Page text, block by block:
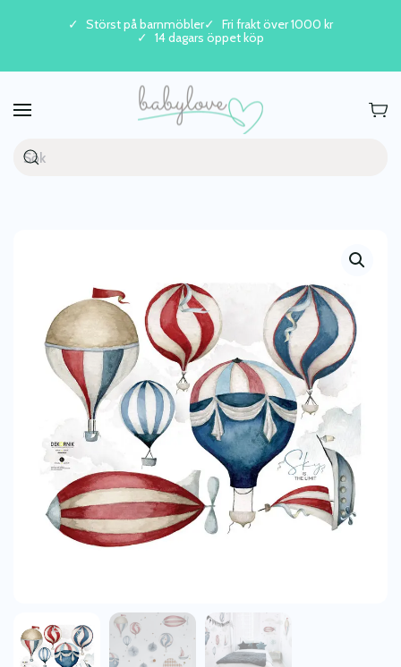
Skip to main content
Störst på barnmöbler
Fri frakt över 1000 kr
14 dagars öppet köp